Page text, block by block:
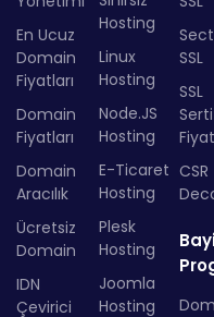
En Ucuz
Domain
Fiyatları
Domain
Fiyatları
Domain
Aracılık
Ücretsiz
Domain
IDN
Çevirici
Hosting
Linux
Hosting
Node.JS
Hosting
E-Ticaret
Hosting
Plesk
Hosting
Joomla
Hosting
SSL
SSL
CSR